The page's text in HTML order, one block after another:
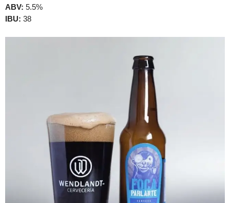
ABV: 5.5%
IBU: 38